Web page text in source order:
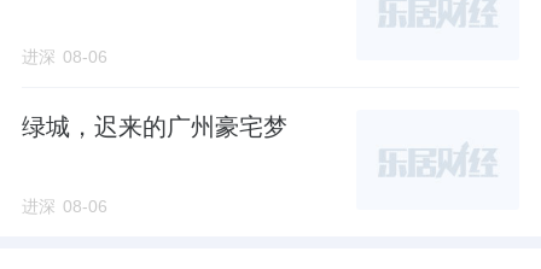
进深 08-06
绿城，迟来的广州豪宅梦
进深 08-06